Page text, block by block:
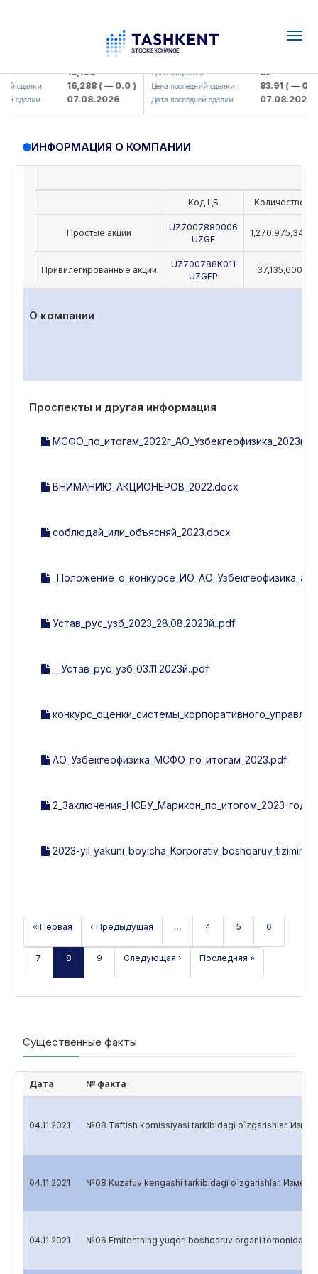
: 16,100
сделки : 16,288( — 0.0 )
сделки : 07.08.2026
KFSK (<Kafolat sug'urta
Цена закрытия : 82
Цена последний сделки : 83.91( — 0.0 )
Дата последней сделки : 07.08.2026
ИНФОРМАЦИЯ О КОМПАНИИ
Код ЦБ Количество
Простые акции
UZ7007880006
UZGF
1,270,975,342
Привилегированные акции
UZ700788K011
UZGFP
37,135,600
О компании
Проспекты и другая информация
ВНИМАНИЮ_АКЦИОНЕРОВ_2022.docx
соблюдай_или_объясняй_2023.docx
Устав_рус_узб_2023_28.08.2023й..pdf
__Устав_рус_узб_03.11.2023й..pdf
АО_Узбекгеофизика_МСФО_по_итогам_2023.pdf
2_Заключения_НСБУ_Марикон_по_итогом_2023-
2023-
« Первая ‹ Предыдущая … 4 5 6
7 8 9 Следующая › Последняя »
Существенные факты
Дата № факта
04.11.2021 №08 Taftish komissiyasi tarkibidagi o`zgarishlar.
04.11.2021 №08 Kuzatuv kengashi tarkibidagi o`zgarishlar.
04.11.2021 №06 Emitentning yuqori boshqaruv organi tomonidan